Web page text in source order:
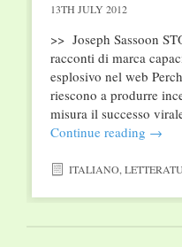
13TH JULY 2012
>> Joseph Sassoon
racconti di marca
esplosivo nel web
riescono a produrre
misura il successo
Continue reading →
ITALIANO,